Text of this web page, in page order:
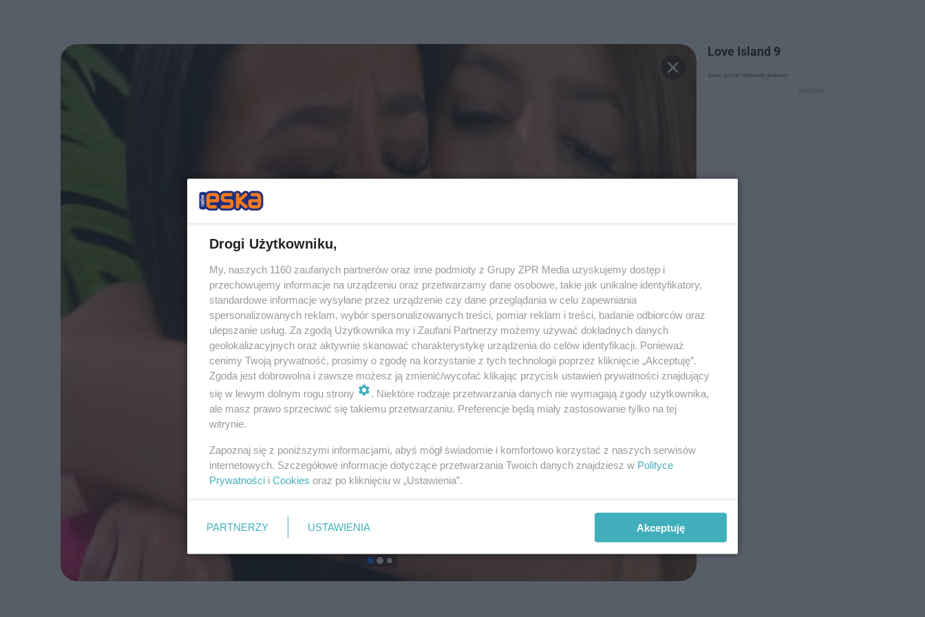
Love Island 9
Autor: polsat/ Materiały prasowe
Drogi Użytkowniku,
My, naszych 1160 zaufanych partnerów oraz inne podmioty z Grupy ZPR Media uzyskujemy dostęp i
przechowujemy informacje na urządzeniu oraz przetwarzamy dane osobowe, takie jak unikalne identyfikatory,
standardowe informacje wysyłane przez urządzenie czy dane przeglądania w celu zapewniania
spersonalizowanych reklam, wybór spersonalizowanych treści, pomiar reklam i treści, badanie odbiorców oraz
ulepszanie usług. Za zgodą Użytkownika my i Zaufani Partnerzy możemy używać dokładnych danych
geolokalizacyjnych oraz aktywnie skanować charakterystykę urządzenia do celów identyfikacji. Ponieważ
cenimy Twoją prywatność, prosimy o zgodę na korzystanie z tych technologii poprzez kliknięcie „Akceptuję”.
Zgoda jest dobrowolna i zawsze możesz ją zmienić/wycofać klikając przycisk ustawień prywatności znajdujący
się w lewym dolnym rogu strony
. Niektóre rodzaje przetwarzania danych nie wymagają zgody użytkownika,
ale masz prawo sprzeciwić się takiemu przetwarzaniu. Preferencje będą miały zastosowanie tylko na tej
witrynie.
Zapoznaj się z poniższymi informacjami, abyś mógł świadomie i komfortowo korzystać z naszych serwisów
internetowych. Szczegółowe informacje dotyczące przetwarzania Twoich danych znajdziesz w Polityce
Prywatności i Cookies oraz po kliknięciu w „Ustawienia”.
PARTNERZY USTAWIENIA Akceptuję